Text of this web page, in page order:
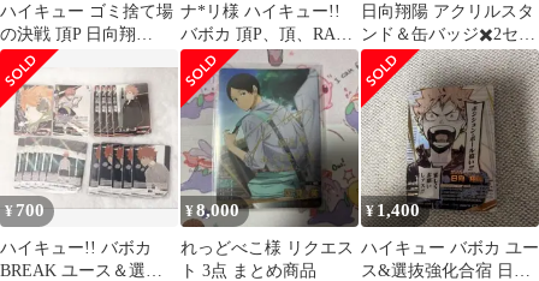
ハイキュー ゴミ捨て場
の決戦 頂P 日向翔
陽 最強の挑戦者
及川徹 SP
ナ*リ様 ハイキュー!!
バボカ 頂P、頂、RA、
などまとめ売り
日向翔陽 アクリルスタ
ンド＆缶バッジ✖️2セッ
ト
¥700
ハイキュー!! バボカ
BREAK ユース＆選抜
¥8,000
れっどべこ様 リクエス
ト 3点 まとめ商品
¥1,400
ハイキュー バボカ ユー
ス&選抜強化合宿 日向